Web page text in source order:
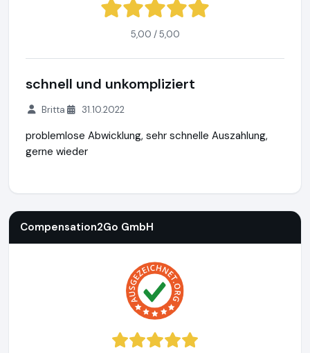
5,00 / 5,00
schnell und unkompliziert
Britta 31.10.2022
problemlose Abwicklung, sehr schnelle Auszahlung,
gerne wieder
Compensation2Go GmbH